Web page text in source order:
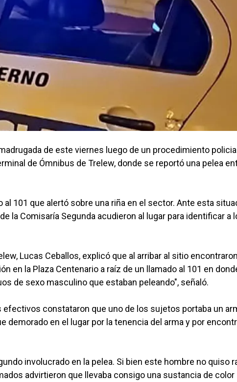
de este viernes luego de un procedimiento
de Ómnibus de Trelew, donde se reportó una pelea
101 que alertó sobre una riña en el sector. Ante esta
la Comisaría Segunda acudieron al lugar para identificar a
Lucas Ceballos, explicó que al arribar al sitio
en la Plaza Centenario a raíz de un llamado al 101 en
de sexo masculino que estaban peleando", señaló.
efectivos constataron que uno de los sujetos portaba un
demorado en el lugar por la tenencia del arma y por
involucrado en la pelea. Si bien este hombre no quiso
advirtieron que llevaba consigo una sustancia de color